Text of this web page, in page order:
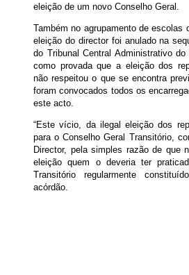
eleição de um novo Conselho Geral.
Também no agrupamento de escolas
eleição do director foi anulado na
do Tribunal Central Administrativo
como provada que a eleição dos
não respeitou o que se encontra
foram convocados todos os
este acto.
“Este vício, da ilegal eleição dos
para o Conselho Geral Transitório,
Director, pela simples razão de que
eleição quem o deveria ter
Transitório regularmente
acórdão.